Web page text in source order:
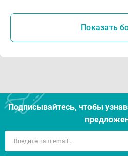
Показать
Подписывайтесь, чтобы